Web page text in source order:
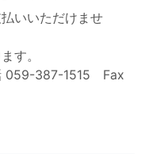
いいただけませ
す。
059-387-1515 Fax